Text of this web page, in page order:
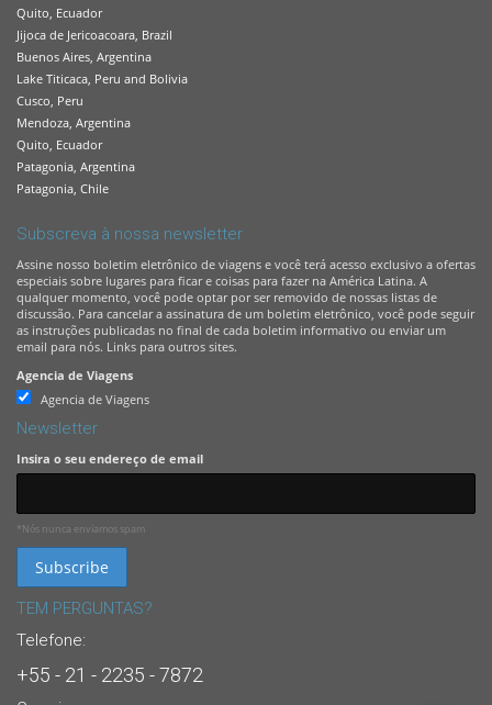
Quito, Ecuador
Jijoca de Jericoacoara, Brazil
Buenos Aires, Argentina
Lake Titicaca, Peru and Bolivia
Cusco, Peru
Mendoza, Argentina
Quito, Ecuador
Patagonia, Argentina
Patagonia, Chile
Subscreva à nossa newsletter
Assine nosso boletim eletrônico de viagens e você terá acesso exclusivo a ofertas
especiais sobre lugares para ficar e coisas para fazer na América Latina. A
qualquer momento, você pode optar por ser removido de nossas listas de
discussão. Para cancelar a assinatura de um boletim eletrônico, você pode seguir
as instruções publicadas no final de cada boletim informativo ou enviar um
email para nós. Links para outros sites.
Agencia de Viagens
Agencia de Viagens
Newsletter
Insira o seu endereço de email
*Nós nunca enviamos spam
TEM PERGUNTAS?
Telefone:
+55 - 21 - 2235 - 7872